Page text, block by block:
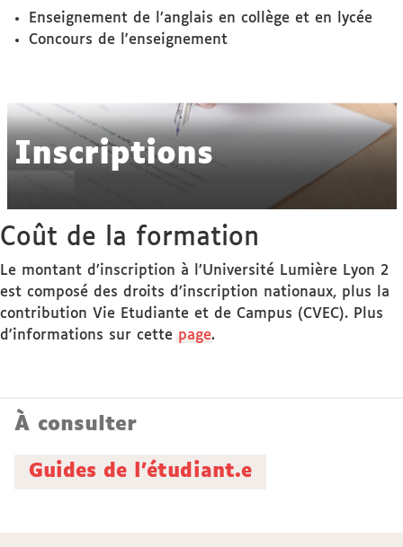
Enseignement de l’anglais en collège et en lycée
Concours de l'enseignement
Inscriptions
Coût de la formation
Le montant d’inscription à l’Université Lumière Lyon 2
est composé des droits d’inscription nationaux, plus la
contribution Vie Etudiante et de Campus (CVEC). Plus
d'informations sur cette page.
À consulter
Guides de l'étudiant.e